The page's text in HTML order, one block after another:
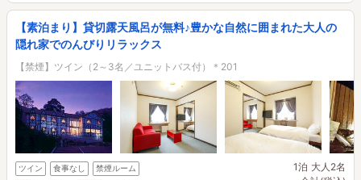
【素泊まり】貸切露天風呂が無料♪豊かな自然に囲まれた大人の
隠れ家でのんびりリラックス
【禁煙】ツイン（2～3名／ユニットバス付）＊201
ツイン 食事なし
禁煙ルーム
1泊 大人2名